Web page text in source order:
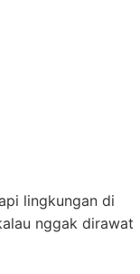
lingkungan di
nggak dirawat